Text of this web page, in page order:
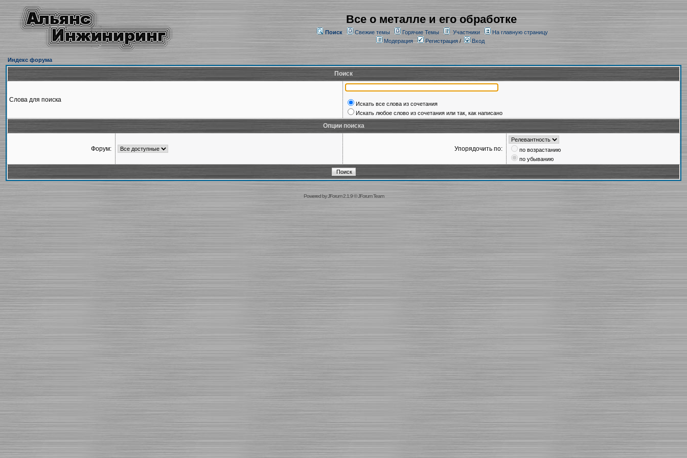
Все о металле и его обработке
Поиск Свежие темы Горячие Темы Участники
На главную страницу
Модерация
Регистрация/ Вход
Индекс форума
Поиск
Слова для поиска
Искать все слова из сочетания
Искать любое слово из сочетания или так, как написано
Опции поиска
Форум: Упорядочить по:
по возрастанию
по убыванию
Powered byJForum 2.1.9©JForum Team